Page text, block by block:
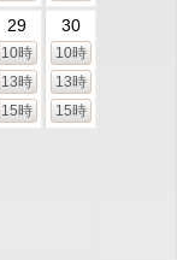
29
10時
13時
15時
30
10時
13時
15時